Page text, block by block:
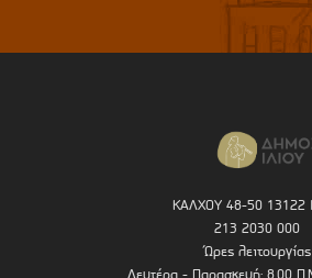
ΚΑΛΧΟΥ 48-50 13122
213 2030 000
Ώρες λειτουργίας
Δευτέρα - Παρασκευή: 8.00